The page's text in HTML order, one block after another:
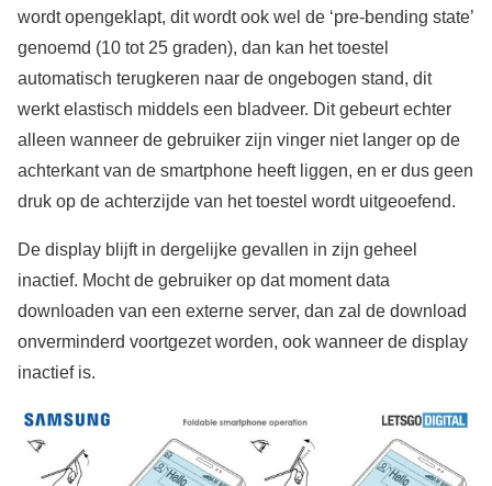
wordt opengeklapt, dit wordt ook wel de ‘pre-bending state’
genoemd (10 tot 25 graden), dan kan het toestel
automatisch terugkeren naar de ongebogen stand, dit
werkt elastisch middels een bladveer. Dit gebeurt echter
alleen wanneer de gebruiker zijn vinger niet langer op de
achterkant van de smartphone heeft liggen, en er dus geen
druk op de achterzijde van het toestel wordt uitgeoefend.
De display blijft in dergelijke gevallen in zijn geheel
inactief. Mocht de gebruiker op dat moment data
downloaden van een externe server, dan zal de download
onverminderd voortgezet worden, ook wanneer de display
inactief is.